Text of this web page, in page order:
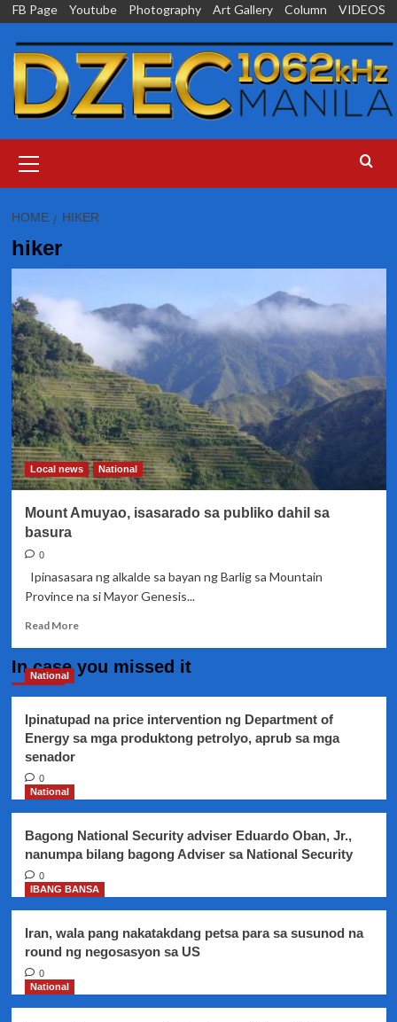
Skip
content
FB Page Youtube Photography Art Gallery Column VIDEOS
Menu
HOME HIKER
hiker
Local news National
Mount Amuyao, isasarado sa publiko dahil sa
basura
0
Ipinasasara ng alkalde sa bayan ng Barlig sa Mountain
Province na si Mayor Genesis...
Read MoreRead
Mount
sa
publiko
In case you missed it
National
Ipinatupad na price intervention ng Department of
Energy sa mga produktong petrolyo, aprub sa mga
senador
0
National
Bagong National Security adviser Eduardo Oban, Jr.,
nanumpa bilang bagong Adviser sa National Security
0
IBANG BANSA
Iran, wala pang nakatakdang petsa para sa susunod na
round ng negosasyon sa US
0
National